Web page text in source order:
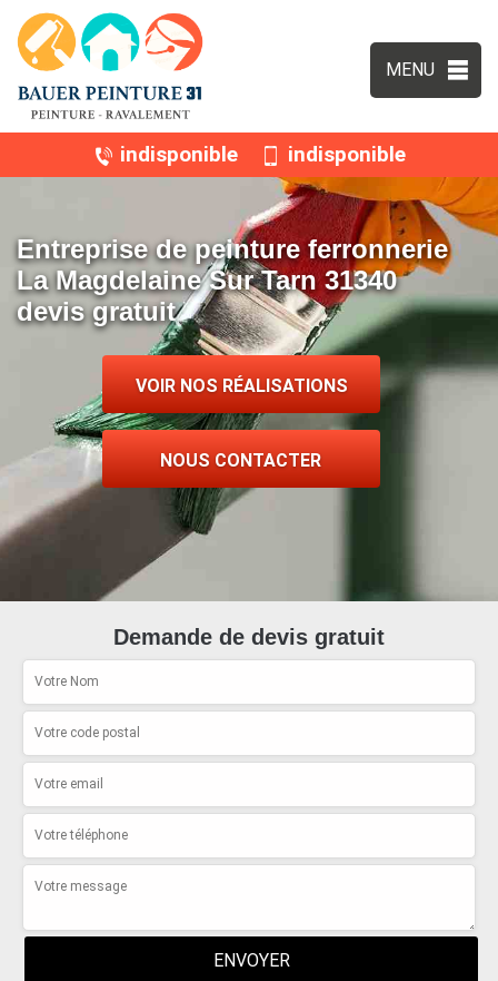
MENU
indisponible indisponible
Entreprise de peinture ferronnerie
La Magdelaine Sur Tarn 31340
devis gratuit
VOIR NOS RÉALISATIONS
NOUS CONTACTER
Demande de devis gratuit